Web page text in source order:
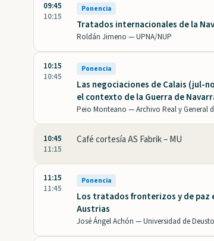
09:45
10:15
Ponencia
Tratados internacionales de la
Roldán Jimeno —UPNA/NUP
10:15
10:45
Ponencia
Las negociaciones de Calais (jul-
el contexto de la Guerra de
Peio Monteano —Archivo Real y General
10:45
11:15
Café cortesía AS Fabrik – MU
11:15
11:45
Ponencia
Los tratados fronterizos y de paz
Austrias
José Ángel Achón —Universidad de Deusto